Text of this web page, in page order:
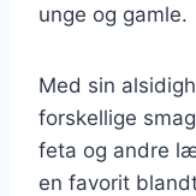
unge og gamle.
Med sin
forskellige
feta og andre
en favorit